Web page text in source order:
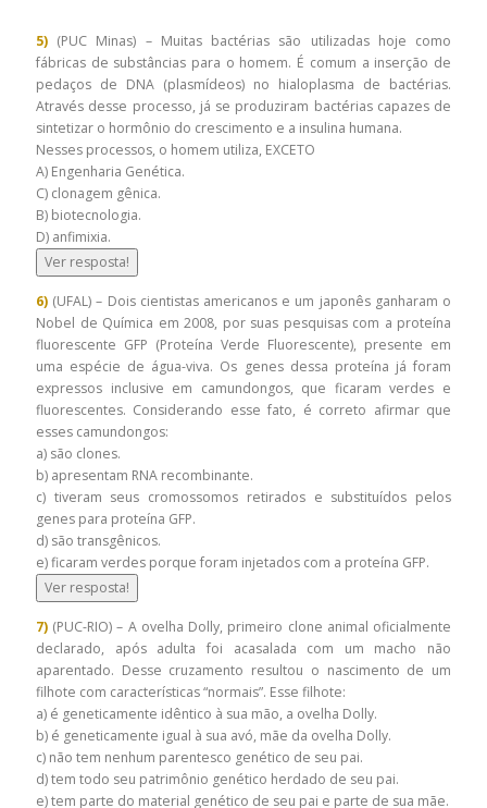
5) (PUC Minas) – Muitas bactérias são utilizadas hoje como
fábricas de substâncias para o homem. É comum a inserção de
pedaços de DNA (plasmídeos) no hialoplasma de bactérias.
Através desse processo, já se produziram bactérias capazes de
sintetizar o hormônio do crescimento e a insulina humana.
Nesses processos, o homem utiliza, EXCETO
A) Engenharia Genética.
C) clonagem gênica.
B) biotecnologia.
D) anfimixia.
Ver resposta!
6) (UFAL) – Dois cientistas americanos e um japonês ganharam o
Nobel de Química em 2008, por suas pesquisas com a proteína
fluorescente GFP (Proteína Verde Fluorescente), presente em
uma espécie de água-viva. Os genes dessa proteína já foram
expressos inclusive em camundongos, que ficaram verdes e
fluorescentes. Considerando esse fato, é correto afirmar que
esses camundongos:
a) são clones.
b) apresentam RNA recombinante.
c) tiveram seus cromossomos retirados e substituídos pelos
genes para proteína GFP.
d) são transgênicos.
e) ficaram verdes porque foram injetados com a proteína GFP.
Ver resposta!
7) (PUC-RIO) – A ovelha Dolly, primeiro clone animal oficialmente
declarado, após adulta foi acasalada com um macho não
aparentado. Desse cruzamento resultou o nascimento de um
filhote com características “normais”. Esse filhote:
a) é geneticamente idêntico à sua mão, a ovelha Dolly.
b) é geneticamente igual à sua avó, mãe da ovelha Dolly.
c) não tem nenhum parentesco genético de seu pai.
d) tem todo seu patrimônio genético herdado de seu pai.
e) tem parte do material genético de seu pai e parte de sua mãe.